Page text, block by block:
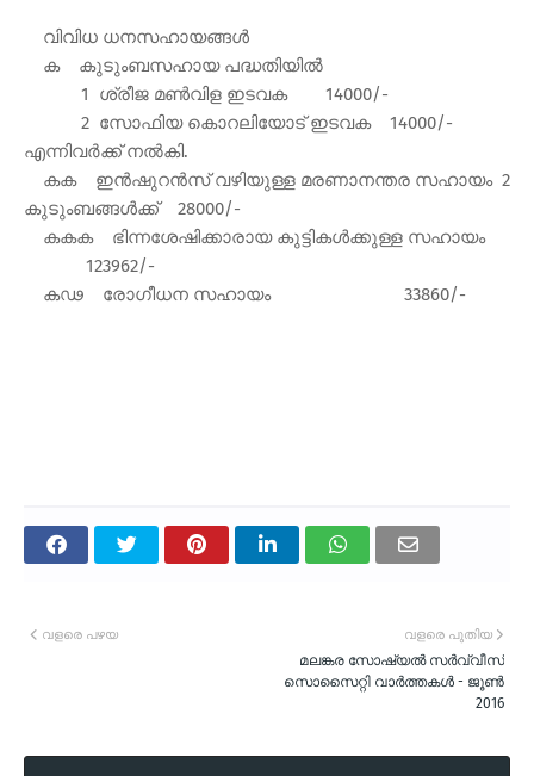
വിവിധ ധനസഹായങ്ങള്‍
ക കുടുംബസഹായ പദ്ധതിയില്‍
1 ശ്രീജ മണ്‍വിള ഇടവക 14000/-
2 സോഫിയ കൊറലിയോട് ഇടവക 14000/-
എന്നിവര്‍ക്ക് നല്‍കി.
കക ഇന്‍ഷുറന്‍സ് വഴിയുള്ള മരണാനന്തര സഹായം 2
കുടുംബങ്ങള്‍ക്ക് 28000/-
കകക ഭിന്നശേഷിക്കാരായ കുട്ടികള്‍ക്കുള്ള സഹായം
123962/-
കഢ രോഗീധന സഹായം 33860/-
വളരെ പുതിയ
മലങ്കര സോഷ്യല്‍ സര്‍വ്വീസ്
സൊസൈറ്റി വാര്‍ത്തകള്‍ - ജൂണ്‍
2016
വളരെ പഴയ